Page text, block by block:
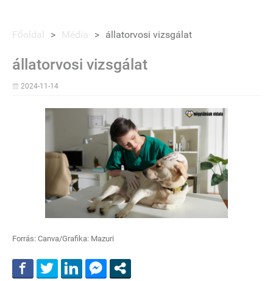
Főoldal > Média > állatorvosi vizsgálat
állatorvosi vizsgálat
2024-11-14
Forrás: Canva/Grafika: Mazuri